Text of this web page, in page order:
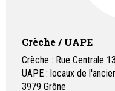
Crèche / UAPE
Crèche : Rue Centrale
UAPE : locaux de
3979 Grône